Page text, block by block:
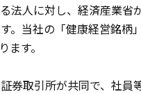
法人に対し、経済産業
。当社の「健康経営銘柄
す。
券取引所が共同で、社